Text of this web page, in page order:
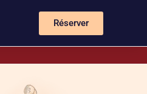
Réserver